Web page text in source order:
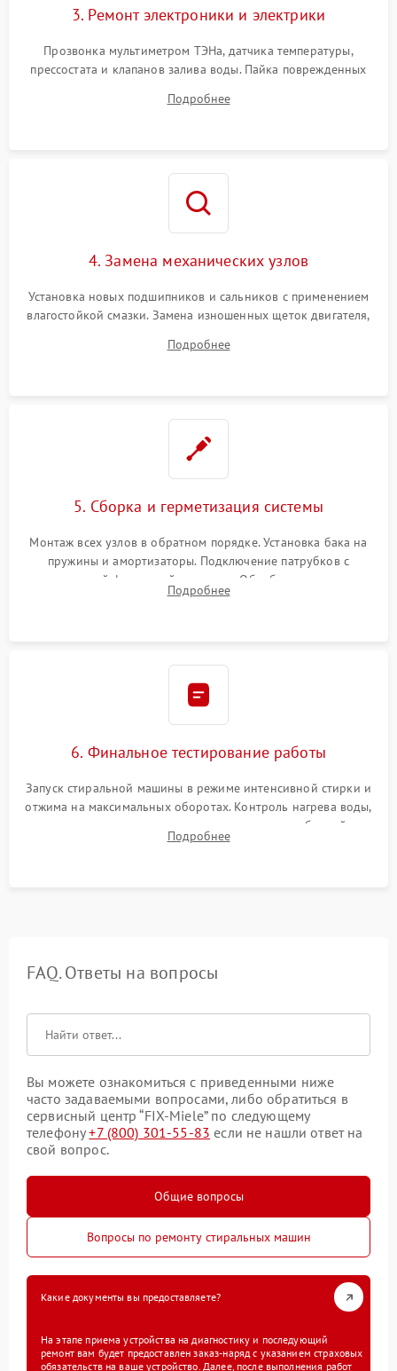
3. Ремонт электроники и электрики
Прозвонка мультиметром ТЭНа, датчика температуры,
прессостата и клапанов залива воды. Пайка поврежденных
Восстановление целостности проводки и контактов.
Подробнее
4. Замена механических узлов
Установка новых подшипников и сальников с применением
влагостойкой смазки. Замена изношенных щеток двигателя,
или поврежденной резиновой манжеты.
Подробнее
5. Сборка и герметизация системы
Монтаж всех узлов в обратном порядке. Установка бака на
пружины и амортизаторы. Подключение патрубков с
надежной фиксацией хомутами. Обработка стыков
герметиком для предотвращения возможных протечек воды.
Подробнее
6. Финальное тестирование работы
Запуск стиральной машины в режиме интенсивной стирки и
отжима на максимальных оборотах. Контроль нагрева воды,
корректности слива, отсутствия излишних вибраций,
посторонних стуков и протечек под корпусом.
Подробнее
FAQ. Ответы на вопросы
Вы можете ознакомиться с приведенными ниже
часто задаваемыми вопросами, либо обратиться в
сервисный центр “FIX-Miele” по следующему
телефону+7 (800) 301-55-83 если не нашли ответ на
свой вопрос.
Общие вопросы
Вопросы по ремонту стиральных машин
Какие документы вы предоставляете?
На этапе приема устройства на диагностику и последующий
ремонт вам будет предоставлен заказ-наряд с указанием страховых
обязательств на ваше устройство. Далее, после выполнения работ